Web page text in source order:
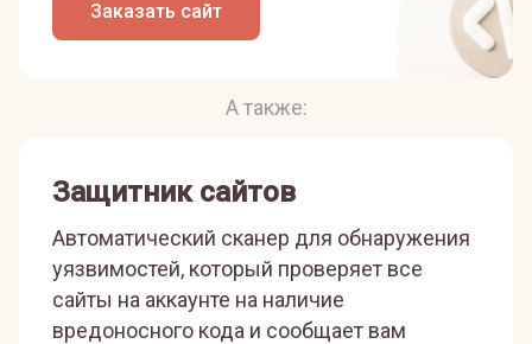
Заказать сайт
А также:
Защитник сайтов
Автоматический сканер для обнаружения
уязвимостей, который проверяет все
сайты на аккаунте на наличие
вредоносного кода и сообщает вам